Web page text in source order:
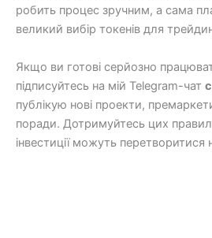
робить процес зручним, а сама
великий вибір токенів для
Якщо ви готові серйозно
підписуйтесь на мій Telegram-чат
публікую нові проекти,
поради. Дотримуйтесь цих правил,
інвестиції можуть перетворитися